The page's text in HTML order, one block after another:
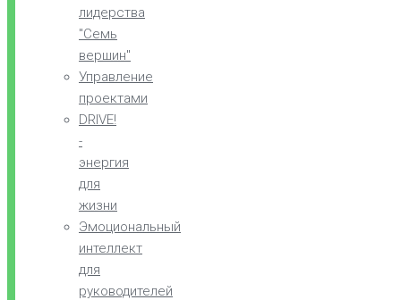
лидерства
"Семь
вершин"
Управление
проектами
DRIVE!
-
энергия
для
жизни
Эмоциональный
интеллект
для
руководителей